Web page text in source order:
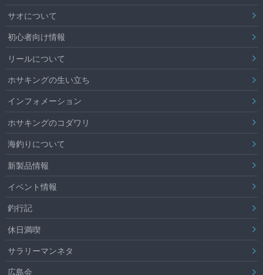
サオについて
初心者向け情報
リールについて
ホサキングの生い立ち
インフォメーション
ホサキングのコダワリ
海釣りについて
新製品情報
イベント情報
釣行記
休日満喫
サラリーマンネタ
広島会